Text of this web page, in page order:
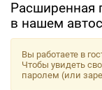
Расширенная
в нашем
Вы работаете в
Чтобы увидеть
паролем (или